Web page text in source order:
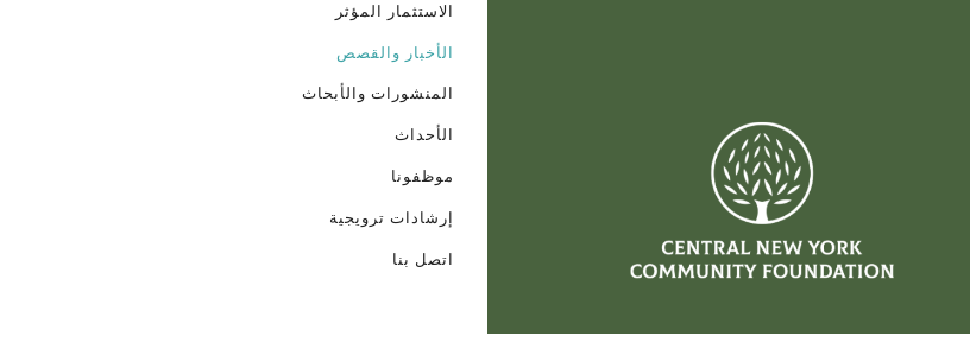
الاستثمار المؤثر
الأخبار والقصص
المنشورات والأبحاث
الأحداث
موظفونا
إرشادات ترويجية
اتصل بنا